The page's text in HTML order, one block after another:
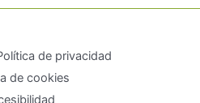
de privacidad
de cookies